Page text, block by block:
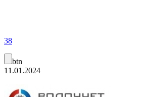
38
btn
11.01.2024